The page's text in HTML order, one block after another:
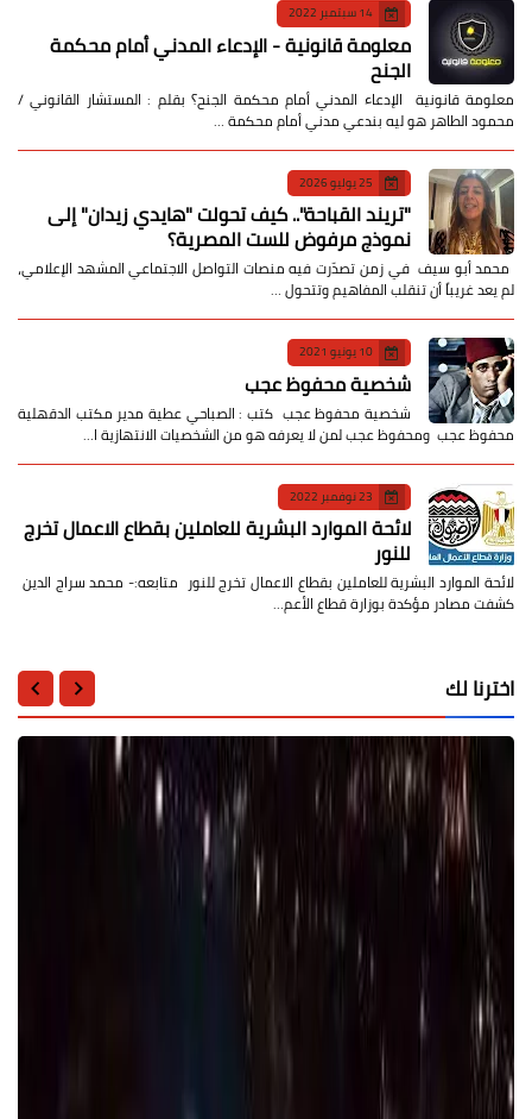
14 سبتمبر 2022
معلومة قانونية - الإدعاء المدني أمام محكمة
الجنح
معلومة قانونية الإدعاء المدني أمام محكمة الجنح؟ بقلم : المستشار القانوني /
محمود الطاهر هو ليه بندعي مدني أمام محكمة …
25 يوليو 2026
​"تريند القباحة".. كيف تحولت "هايدي زيدان" إلى
نموذج مرفوض للست المصرية؟
​ محمد أبو سيف ​في زمن تصدّرت فيه منصات التواصل الاجتماعي المشهد الإعلامي،
لم يعد غريباً أن تنقلب المفاهيم وتتحول …
10 يونيو 2021
شخصية محفوظ عجب
شخصية محفوظ عجب كتب : الصباحي عطية مدير مكتب الدقهلية
محفوظ عجب ومحفوظ عجب لمن لا يعرفه هو من الشخصيات الانتهازية ا…
23 نوفمبر 2022
لائحة الموارد البشرية للعاملين بقطاع الاعمال تخرج
للنور
لائحة الموارد البشرية للعاملين بقطاع الاعمال تخرج للنور متابعه:- محمد سراج الدين
كشفت مصادر مؤكدة بوزارة قطاع الأعم…
اخترنا لك